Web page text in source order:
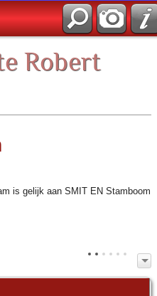
Robert
is gelijk aan SMIT EN Stamboom